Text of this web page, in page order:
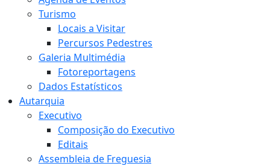
Turismo
Locais a Visitar
Percursos Pedestres
Galeria Multimédia
Fotoreportagens
Dados Estatísticos
Autarquia
Executivo
Composição do Executivo
Editais
Assembleia de Freguesia